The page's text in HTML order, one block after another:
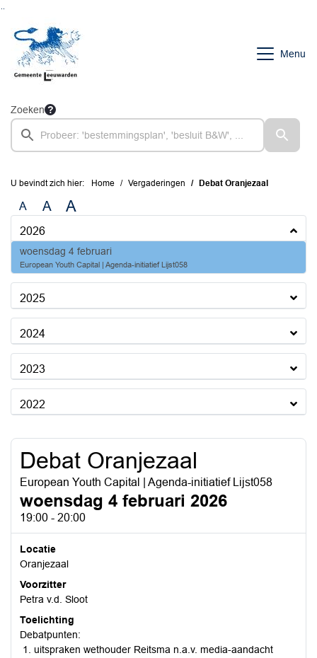
Menu
Zoeken
U bevindt zich hier: Home Vergaderingen Debat Oranjezaal
A A A
2026
woensdag 4 februari2026
European Youth Capital | Agenda-initiatief Lijst058
2025
2024
2023
2022
Debat Oranjezaal
European Youth Capital | Agenda-initiatief Lijst058
woensdag 4 februari 2026
19:00 - 20:00
Locatie
Oranjezaal
Voorzitter
Petra v.d. Sloot
Toelichting
Debatpunten:
uitspraken wethouder Reitsma n.a.v. media-aandacht